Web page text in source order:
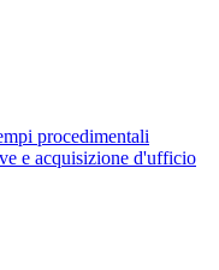
procedimentali
e acquisizione d'ufficio